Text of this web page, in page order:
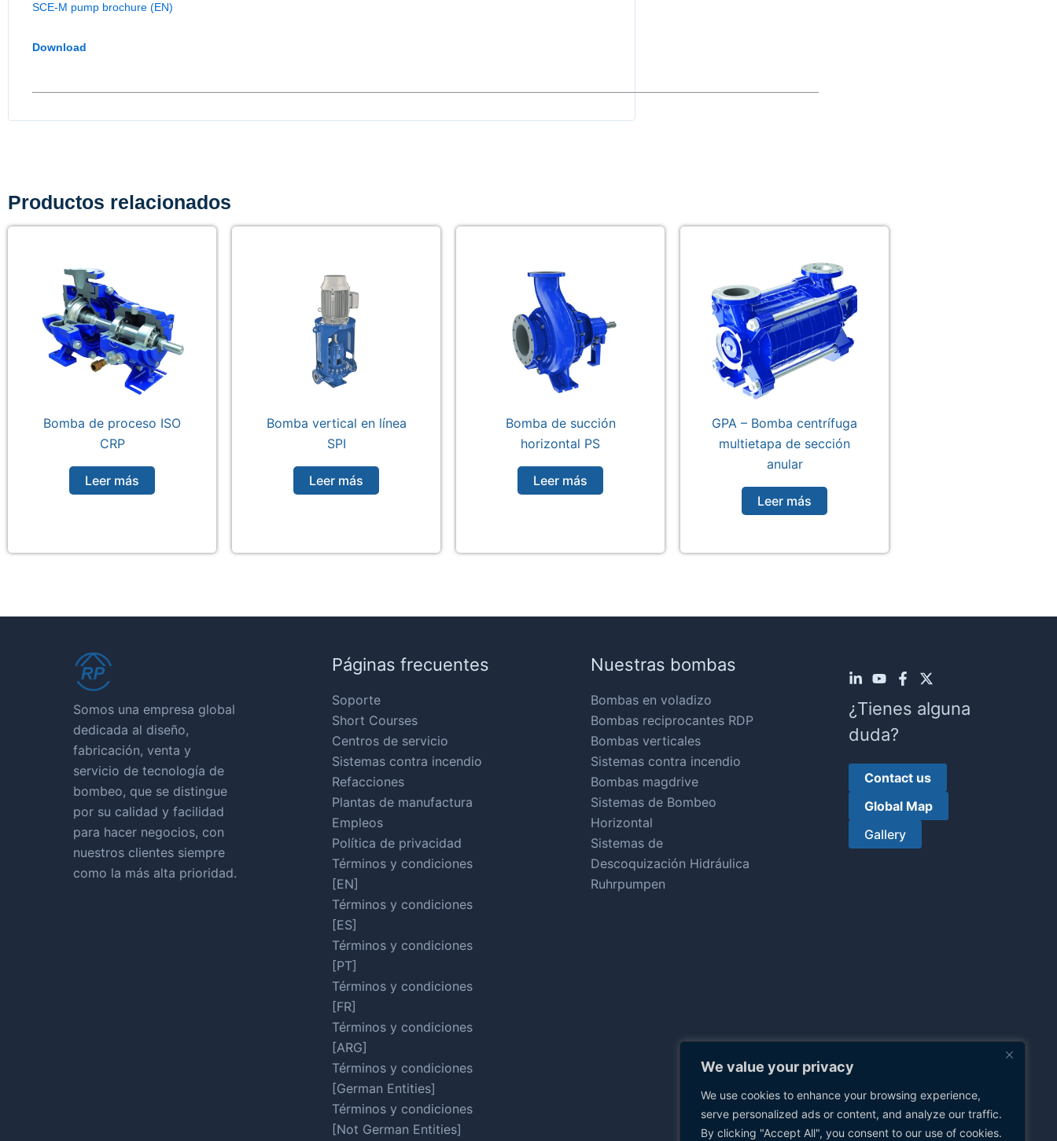
We value your privacy
We use cookies to enhance your browsing experience,
serve personalized ads or content, and analyze our traffic.
By clicking "Accept All", you consent to our use of cookies.
SCE-M pump brochure (EN)
Download
Productos relacionados
Bomba de proceso ISO
CRP
Leer más
Bomba vertical en línea
SPI
Leer más
Bomba de succión
horizontal PS
Leer más
GPA – Bomba centrífuga
multietapa de sección
anular
Leer más
Somos una empresa global
dedicada al diseño,
fabricación, venta y
servicio de tecnología de
bombeo, que se distingue
por su calidad y facilidad
para hacer negocios, con
nuestros clientes siempre
como la más alta prioridad.
Páginas frecuentes
Soporte
Short Courses
Centros de servicio
Sistemas contra incendio
Refacciones
Plantas de manufactura
Empleos
Política de privacidad
Términos y condiciones
[EN]
Términos y condiciones
[ES]
Términos y condiciones
[PT]
Términos y condiciones
[FR]
Términos y condiciones
[ARG]
Términos y condiciones
[German Entities]
Términos y condiciones
[Not German Entities]
Nuestras bombas
Bombas en voladizo
Bombas reciprocantes RDP
Bombas verticales
Sistemas contra incendio
Bombas magdrive
Sistemas de Bombeo
Horizontal
Sistemas de
Descoquización Hidráulica
Ruhrpumpen
¿Tienes alguna
duda?
Contact us
Global Map
Gallery